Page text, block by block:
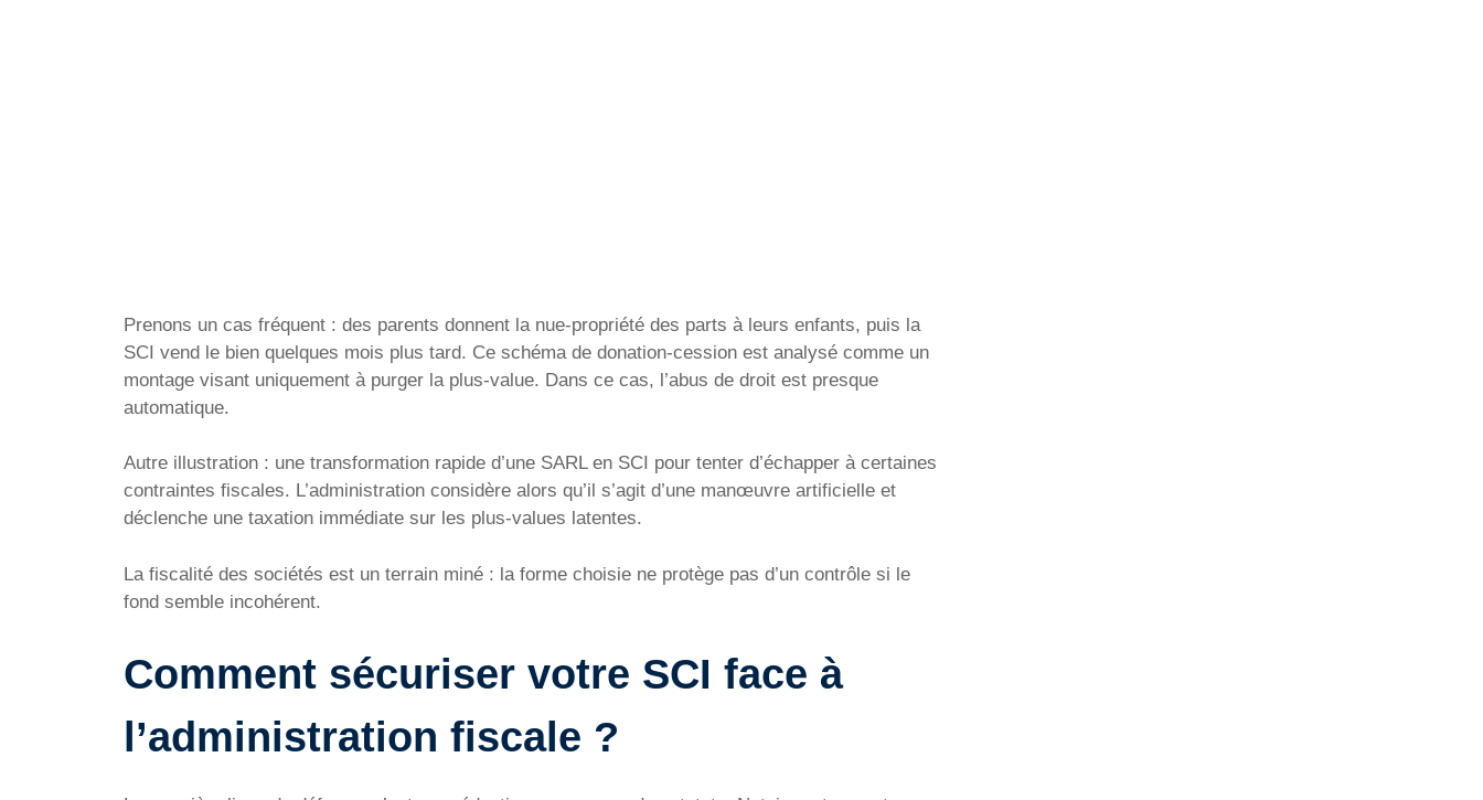
Prenons un cas fréquent : des parents donnent la nue-propriété des parts à leurs enfants, puis la
SCI vend le bien quelques mois plus tard. Ce schéma de donation-cession est analysé comme un
montage visant uniquement à purger la plus-value. Dans ce cas, l’abus de droit est presque
automatique.
Autre illustration : une transformation rapide d’une SARL en SCI pour tenter d’échapper à certaines
contraintes fiscales. L’administration considère alors qu’il s’agit d’une manœuvre artificielle et
déclenche une taxation immédiate sur les plus-values latentes.
La fiscalité des sociétés est un terrain miné : la forme choisie ne protège pas d’un contrôle si le
fond semble incohérent.
Comment sécuriser votre SCI face à
l’administration fiscale ?